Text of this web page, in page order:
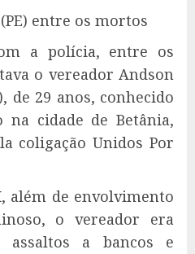
entre os mortos
a polícia, entre os
o vereador Andson
de 29 anos, conhecido
na cidade de Betânia,
coligação Unidos Por
além de envolvimento
o vereador era
assaltos a bancos e